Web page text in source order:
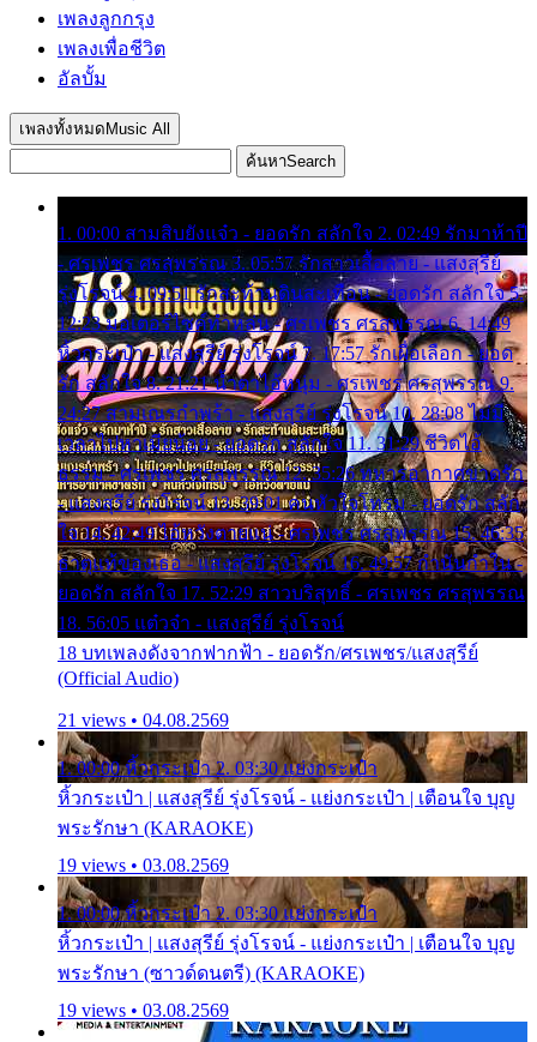
เพลงลูกกรุง
เพลงเพื่อชีวิต
อัลบั้ม
เพลงทั้งหมด Music All
ค้นหาSearch
1. 00:00 สามสิบยังแจ๋ว - ยอดรัก สลักใจ 2. 02:49 รักมาห้าปี
- ศรเพชร ศรสุพรรณ 3. 05:57 รักสาวเสื้อลาย - แสงสุรีย์
รุ่งโรจน์ 4. 09:51 รักสะท้านดินสะเทือน - ยอดรัก สลักใจ 5.
12:23 มอเตอร์ไซค์ทำหล่น - ศรเพชร ศรสุพรรณ 6. 14:49
หิ้วกระเป๋า - แสงสุรีย์ รุ่งโรจน์ 7. 17:57 รักเผื่อเลือก - ยอด
รัก สลักใจ 8. 21:21 น้ำตาไอ้หนุ่ม - ศรเพชร ศรสุพรรณ 9.
24:27 สามเณรกำพร้า - แสงสุรีย์ รุ่งโรจน์ 10. 28:08 ไม่มี
เวลาไปหาเมียน้อย - ยอดรัก สลักใจ 11. 31:29 ชีวิตไอ้
ธรรม - ศรเพชร ศรสุพรรณ 12. 35:26 ทหารอากาศขาดรัก
- แสงสุรีย์ รุ่งโรจน์ 13. 39:01 คนหัวใจโทรม - ยอดรัก สลัก
ใจ 14. 42:49 ไอ้หวังตายแน่ - ศรเพชร ศรสุพรรณ 15. 46:35
ธาตุแท้ของเธอ - แสงสุรีย์ รุ่งโรจน์ 16. 49:57 กำนันกำใน -
ยอดรัก สลักใจ 17. 52:29 สาวบริสุทธิ์ - ศรเพชร ศรสุพรรณ
18. 56:05 แต๋วจ๋า - แสงสุรีย์ รุ่งโรจน์
18 บทเพลงดังจากฟากฟ้า - ยอดรัก/ศรเพชร/แสงสุรีย์
(Official Audio)
21 views • 04.08.2569
1. 00:00 หิ้วกระเป๋า 2. 03:30 แย่งกระเป๋า
หิ้วกระเป๋า | แสงสุรีย์ รุ่งโรจน์ - แย่งกระเป๋า | เตือนใจ บุญ
พระรักษา (KARAOKE)
19 views • 03.08.2569
1. 00:00 หิ้วกระเป๋า 2. 03:30 แย่งกระเป๋า
หิ้วกระเป๋า | แสงสุรีย์ รุ่งโรจน์ - แย่งกระเป๋า | เตือนใจ บุญ
พระรักษา (ซาวด์ดนตรี) (KARAOKE)
19 views • 03.08.2569